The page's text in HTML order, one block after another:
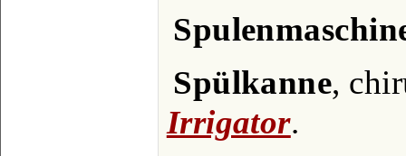
Spülkanne,
Irrigator.